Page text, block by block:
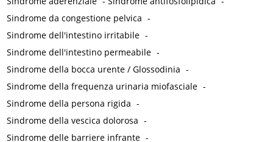
Sindrome da congestione pelvica -
Sindrome dell'intestino irritabile -
Sindrome dell'intestino permeabile -
Sindrome della bocca urente / Glossodinia -
Sindrome della frequenza urinaria miofasciale -
Sindrome della persona rigida -
Sindrome della vescica dolorosa -
Sindrome delle barriere infrante -